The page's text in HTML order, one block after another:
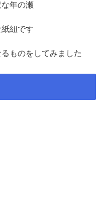
年の瀬
紐です
ものをしてみました